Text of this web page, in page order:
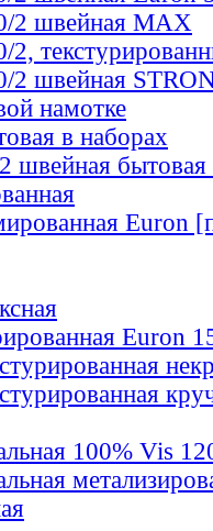
2 швейная МАХ
2 швейная
намотке
в наборах
швейная бытовая
Euron
Euron
100% Vis